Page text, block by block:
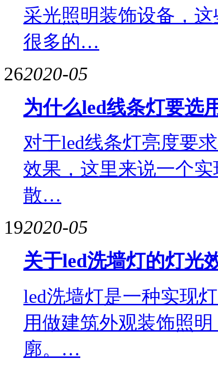
采光照明装饰设备，
很多的…
262020-05
为什么led线条灯要选
对于led线条灯亮度要
效果，这里来说一个
散…
192020-05
关于led洗墙灯的灯光
led洗墙灯是一种实现
用做建筑外观装饰照
廓。…